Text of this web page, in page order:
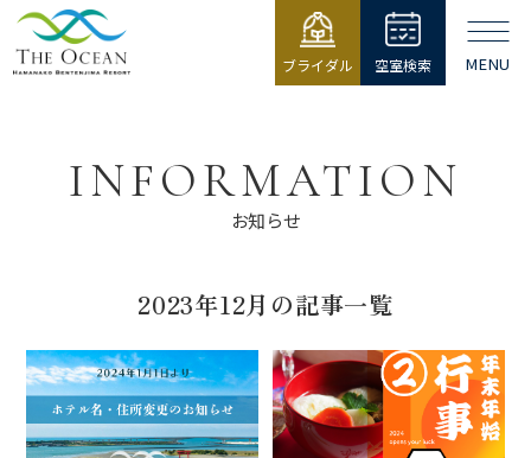
MENU
空室検索
ブライダル
リゾート THEINFORMATION
お知らせ
2023年12月の記事一覧